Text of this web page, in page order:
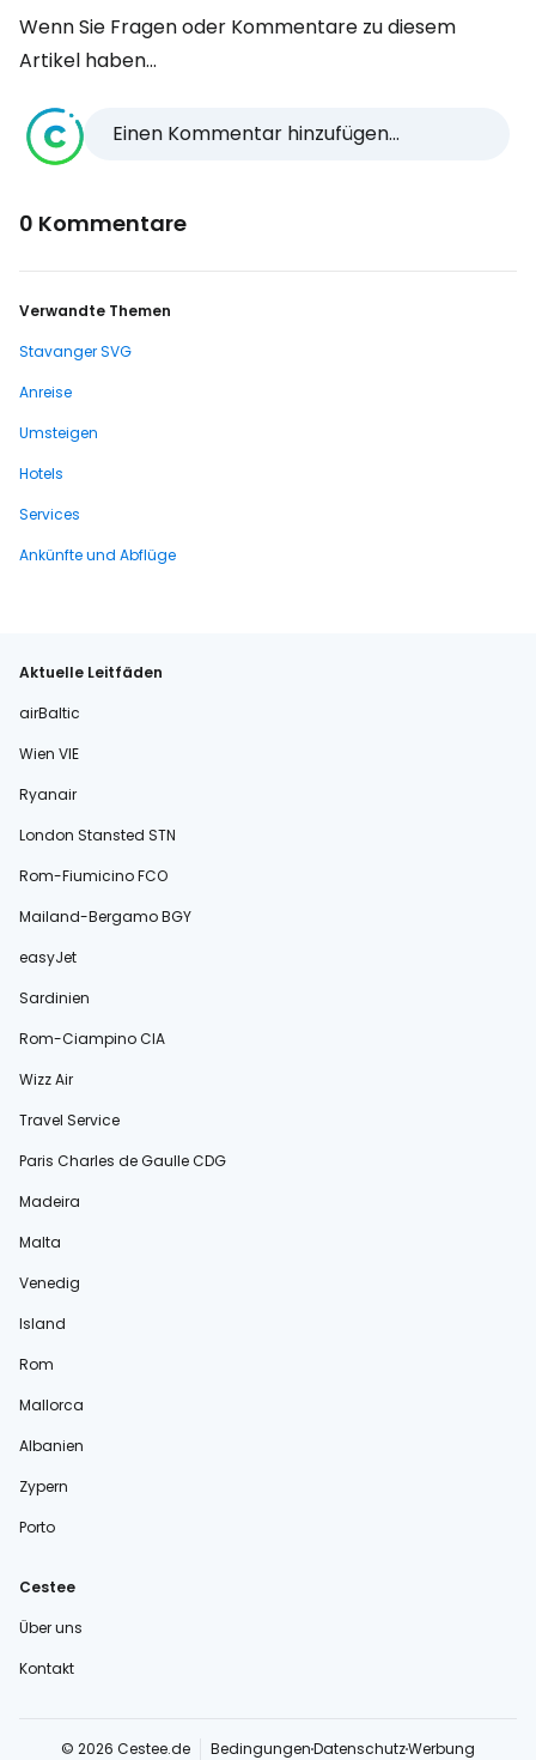
Wenn Sie Fragen oder Kommentare zu diesem
Artikel haben...
Einen Kommentar hinzufügen...
0 Kommentare
Verwandte Themen
Stavanger SVG
Anreise
Umsteigen
Hotels
Services
Ankünfte und Abflüge
Aktuelle Leitfäden
airBaltic
Wien VIE
Ryanair
London Stansted STN
Rom-Fiumicino FCO
Mailand-Bergamo BGY
easyJet
Sardinien
Rom-Ciampino CIA
Wizz Air
Travel Service
Paris Charles de Gaulle CDG
Madeira
Malta
Venedig
Island
Rom
Mallorca
Albanien
Zypern
Porto
Cestee
Über uns
Kontakt
© 2026 Cestee.de BedingungenDatenschutzWerbung